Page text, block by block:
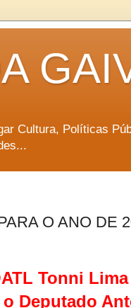
Cultura, Políticas
O ANO DE
Tonni
Deputado